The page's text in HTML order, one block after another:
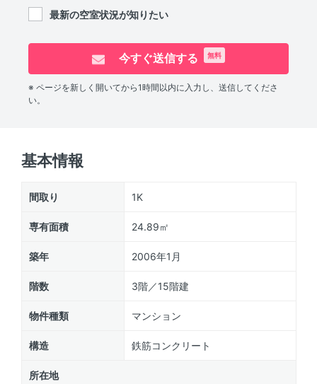
最新の空室状況が知りたい
今すぐ送信する 無料
※ ページを新しく開いてから1時間以内に入力し、送信してくださ
い。
基本情報
間取り 1K
専有面積 24.89㎡
築年 2006年1月
階数 3階／15階建
物件種類 マンション
構造 鉄筋コンクリート
所在地